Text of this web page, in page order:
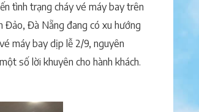
tình trạng cháy vé máy bay trên
Đảo, Đà Nẵng đang có xu hướng
máy bay dịp lễ 2/9, nguyên
số lời khuyên cho hành khách.